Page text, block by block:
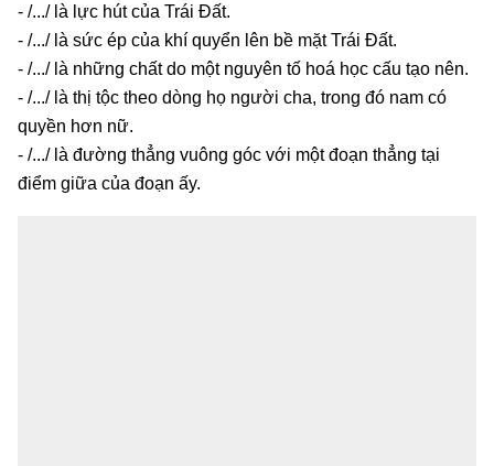
- /.../ là lực hút của Trái Đất.
- /.../ là sức ép của khí quyển lên bề mặt Trái Đất.
- /.../ là những chất do một nguyên tố hoá học cấu tạo nên.
- /.../ là thị tộc theo dòng họ người cha, trong đó nam có
quyền hơn nữ.
- /.../ là đường thẳng vuông góc với một đoạn thẳng tại
điểm giữa của đoạn ấy.